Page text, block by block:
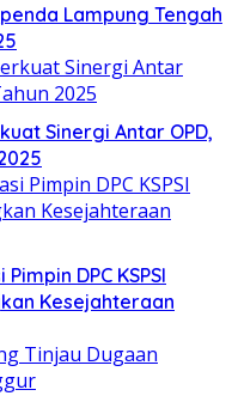
Lampung Tengah
Sinergi Antar OPD,
DPC KSPSI
Kesejahteraan